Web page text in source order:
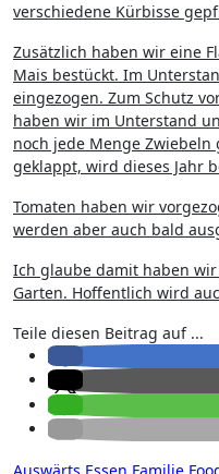
verschiedene Kürbisse
Zusätzlich haben wir eine
Mais bestückt. Im
eingezogen. Zum Schutz
haben wir im Unterstand
noch jede Menge Zwiebeln
geklappt, wird dieses Jahr
Tomaten haben wir
werden aber auch bald
Ich glaube damit haben
Garten. Hoffentlich wird
Teile diesen Beitrag auf ...